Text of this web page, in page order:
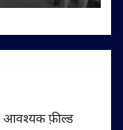
आवश्यक फ़ील्ड